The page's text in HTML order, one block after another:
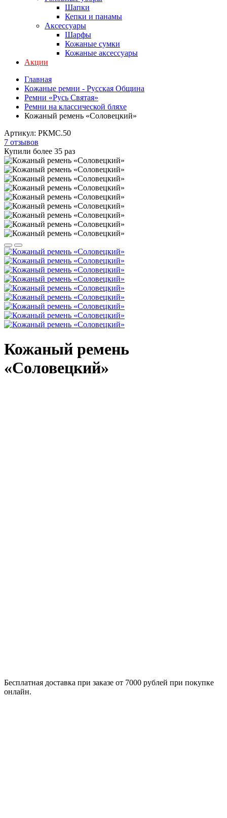
Шапки
Кепки и панамы
Аксессуары
Шарфы
Кожаные сумки
Кожаные аксессуары
Акции
Главная
Кожаные ремни - Русская Община
Ремни «Русь Святая»
Ремни на классической бляхе
Кожаный ремень «Соловецкий»
Артикул: РКMС.50
7 отзывов
Купили более 35 раз
Кожаный ремень
«Соловецкий»
Бесплатная доставка при заказе от 7000 рублей при покупке
онлайн.